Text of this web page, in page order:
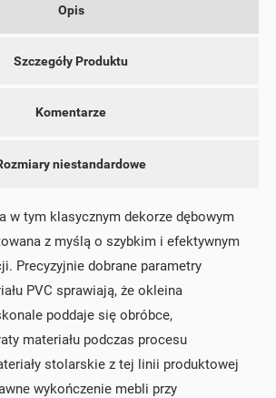
Opis
Szczegóły Produktu
Komentarze
niestandardowe
w tym klasycznym dekorze dębowym
z myślą o szybkim i efektywnym
Precyzyjnie dobrane parametry
PVC sprawiają, że okleina
poddaje się obróbce,
materiału podczas procesu
stolarskie z tej linii produktowej
wykończenie mebli przy